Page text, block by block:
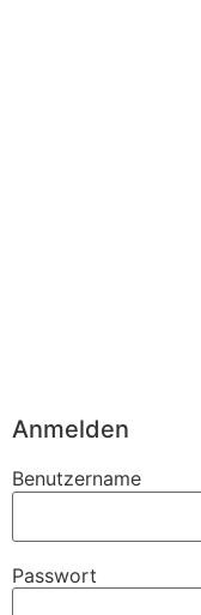
Anmelden
Benutzername
Passwort